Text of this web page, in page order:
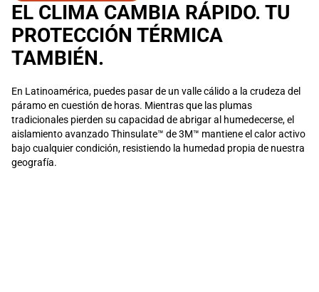
EL CLIMA CAMBIA RÁPIDO. TU
PROTECCIÓN TÉRMICA
TAMBIÉN.
En Latinoamérica, puedes pasar de un valle cálido a la crudeza del
páramo en cuestión de horas. Mientras que las plumas
tradicionales pierden su capacidad de abrigar al humedecerse, el
aislamiento avanzado Thinsulate™ de 3M™ mantiene el calor activo
bajo cualquier condición, resistiendo la humedad propia de nuestra
geografía.